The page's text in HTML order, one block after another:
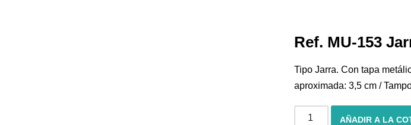
Ref. MU-153
Tipo Jarra. Con tapa
aproximada: 3,5 cm /
AÑADIR A LA